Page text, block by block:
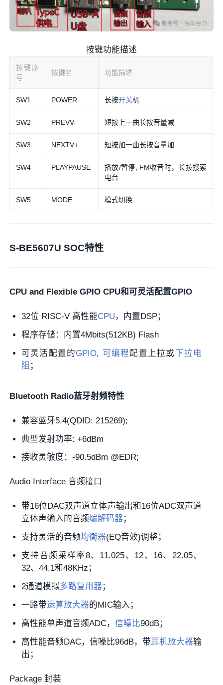
按键功能描述
按键序
号
按键名 功能描述
SW1 POWER 长按开关机
SW2 PREVV- 短按上一曲长按音量减
SW3 NEXTV+ 短按加一曲长按音量加
SW4 PLAYPAUSE
播放/暂停, FM收音时，长按搜索
电台
SW5 MODE 模式切换
S-BE5607U SOC特性
CPU and Flexible GPIO CPU和可灵活配置GPIO
32位 RISC-V 高性能CPU ，内置DSP；
程序存储：内置4Mbits(512KB) Flash
可灵活配置的GPIO, 可编程配置上拉或 下拉电
阻 ；
Bluetooth Radio蓝牙射频特性
兼容蓝牙5.4(QDID: 215269);
典型发射功率: +6dBm
接收灵敏度：-90.5dBm @EDR;
Audio Interface 音频接口
带16位DAC双声道立体声输出和16位ADC双声道
立体声输入的音频编解码器 ；
支持灵活的音频均衡器(EQ音效)调整；
支持音频采样率8、11.025、12、16、22.05、
32、44.1和48KHz；
2通道模拟多路复用器 ；
一路带运算放大器的MIC输入；
高性能单声道音频ADC， 信噪比90dB；
高性能音频DAC，信噪比96dB，带耳机放大器输
出；
Package 封装